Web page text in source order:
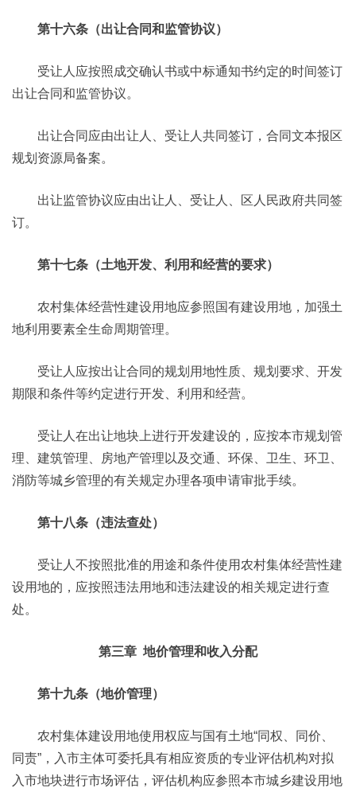
第十六条（出让合同和监管协议）
受让人应按照成交确认书或中标通知书约定的时间签订
出让合同和监管协议。
出让合同应由出让人、受让人共同签订，合同文本报区
规划资源局备案。
出让监管协议应由出让人、受让人、区人民政府共同签
订。
第十七条（土地开发、利用和经营的要求）
农村集体经营性建设用地应参照国有建设用地，加强土
地利用要素全生命周期管理。
受让人应按出让合同的规划用地性质、规划要求、开发
期限和条件等约定进行开发、利用和经营。
受让人在出让地块上进行开发建设的，应按本市规划管
理、建筑管理、房地产管理以及交通、环保、卫生、环卫、
消防等城乡管理的有关规定办理各项申请审批手续。
第十八条（违法查处）
受让人不按照批准的用途和条件使用农村集体经营性建
设用地的，应按照违法用地和违法建设的相关规定进行查
处。
第三章 地价管理和收入分配
第十九条（地价管理）
农村集体建设用地使用权应与国有土地“同权、同价、
同责”，入市主体可委托具有相应资质的专业评估机构对拟
入市地块进行市场评估，评估机构应参照本市城乡建设用地